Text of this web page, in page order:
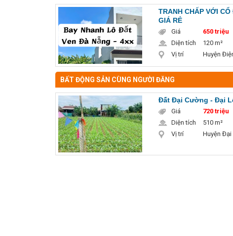
TRANH CHẤP VỚI
GIÁ RẺ
Giá
650 triệu
Diện tích
120 m²
Vị trí
Huyện
BẤT ĐỘNG SẢN CÙNG NGƯỜI ĐĂNG
Đất Đại Cường - Đại
Giá
720 triệu
Diện tích
510 m²
Vị trí
Huyện Đại